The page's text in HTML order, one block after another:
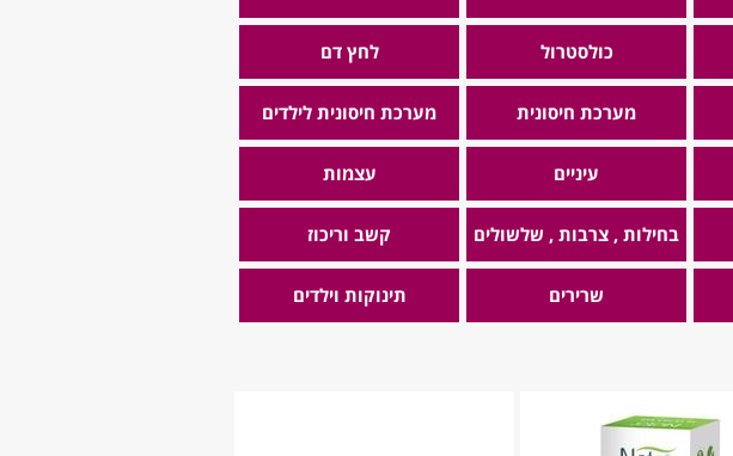
כולסטרול לחץ דם
מערכת חיסונית מערכת חיסונית לילדים
עיניים עצמות
בחילות , צרבות , שלשולים קשב וריכוז
שרירים תינוקות וילדים